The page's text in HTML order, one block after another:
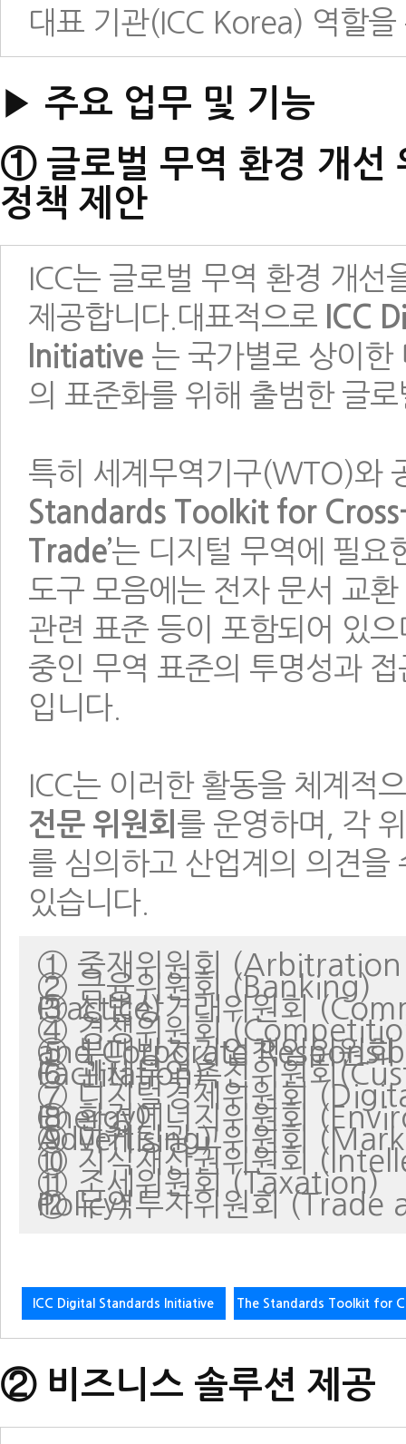
대표 기관(ICC Korea) 역할
▶ 주요 업무 및 기능
① 글로벌 무역 환경 개선
정책 제안
ICC는 글로벌 무역 환경 개선
제공합니다.대표적으로 ICC
Initiative 는 국가별로 상이한
의 표준화를 위해 출범한 글
특히 세계무역기구(WTO)와
Standards Toolkit for
Trade’는 디지털 무역에 필요
도구 모음에는 전자 문서 교
관련 표준 등이 포함되어 있
중인 무역 표준의 투명성과
입니다.
ICC는 이러한 활동을 체계적
전문 위원회 를 운영하며, 각
를 심의하고 산업계의 의견을
있습니다.
① 중재위원회
② 금융위원회 (Banking)
③ 상법상거래위원회 (Commercial Law and Practice)
④ 경쟁위원회
⑤ 부패방지기업책임위원회 (Anti-Corruption and Corporate
⑥ 관세무역촉진위원회(Customs and Trade Facilitation)
⑦ 디지털경제위원회
⑧ 환경에너지위원회 (Environmental and Energy)
⑨ 마케팅광고위원회 (Marketing and Advertising)
⑩ 지식재산권위원회
⑪ 조세위원회 (Taxation)
⑫ 무역투자위원회 (Trade and Investment Policy)
ICC Digital Standards Initiative The Standards Toolkit for
② 비즈니스 솔루션 제공